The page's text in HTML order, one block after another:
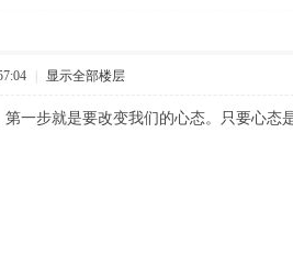
显示全部楼层
一步就是要改变我们的心态。只要心态